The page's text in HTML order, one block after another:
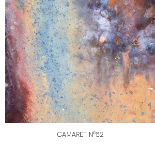
CAMARET N°62